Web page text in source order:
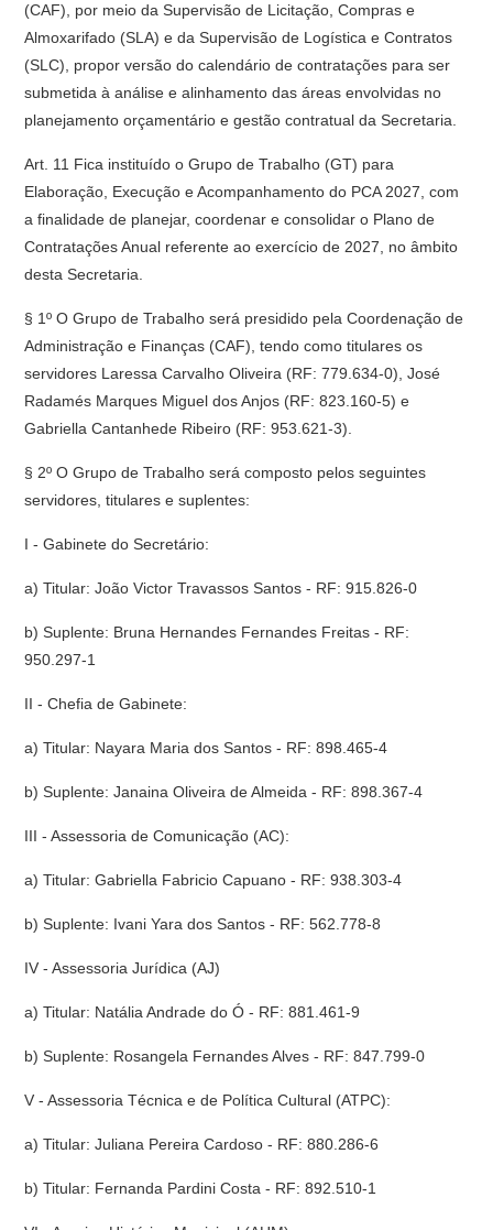
(CAF), por meio da Supervisão de Licitação, Compras e
Almoxarifado (SLA) e da Supervisão de Logística e Contratos
(SLC), propor versão do calendário de contratações para ser
submetida à análise e alinhamento das áreas envolvidas no
planejamento orçamentário e gestão contratual da Secretaria.
Art. 11 Fica instituído o Grupo de Trabalho (GT) para
Elaboração, Execução e Acompanhamento do PCA 2027, com
a finalidade de planejar, coordenar e consolidar o Plano de
Contratações Anual referente ao exercício de 2027, no âmbito
desta Secretaria.
§ 1º O Grupo de Trabalho será presidido pela Coordenação de
Administração e Finanças (CAF), tendo como titulares os
servidores Laressa Carvalho Oliveira (RF: 779.634-0), José
Radamés Marques Miguel dos Anjos (RF: 823.160-5) e
Gabriella Cantanhede Ribeiro (RF: 953.621-3).
§ 2º O Grupo de Trabalho será composto pelos seguintes
servidores, titulares e suplentes:
I - Gabinete do Secretário:
a) Titular: João Victor Travassos Santos - RF: 915.826-0
b) Suplente: Bruna Hernandes Fernandes Freitas - RF:
950.297-1
II - Chefia de Gabinete:
a) Titular: Nayara Maria dos Santos - RF: 898.465-4
b) Suplente: Janaina Oliveira de Almeida - RF: 898.367-4
III - Assessoria de Comunicação (AC):
a) Titular: Gabriella Fabricio Capuano - RF: 938.303-4
b) Suplente: Ivani Yara dos Santos - RF: 562.778-8
IV - Assessoria Jurídica (AJ)
a) Titular: Natália Andrade do Ó - RF: 881.461-9
b) Suplente: Rosangela Fernandes Alves - RF: 847.799-0
V - Assessoria Técnica e de Política Cultural (ATPC):
a) Titular: Juliana Pereira Cardoso - RF: 880.286-6
b) Titular: Fernanda Pardini Costa - RF: 892.510-1